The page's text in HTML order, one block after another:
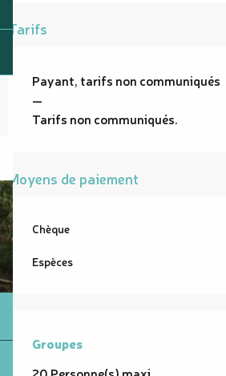
Tarifs
Payant, tarifs non communiqués
—
Tarifs non communiqués.
Moyens de paiement
Chèque
Espèces
Groupes
Groupes